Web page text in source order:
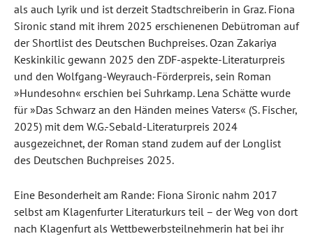
als auch Lyrik und ist derzeit Stadtschreiberin in Graz. Fiona
Sironic stand mit ihrem 2025 erschienenen Debütroman auf
der Shortlist des Deutschen Buchpreises. Ozan Zakariya
Keskinkilic gewann 2025 den ZDF-aspekte-Literaturpreis
und den Wolfgang-Weyrauch-Förderpreis, sein Roman
»Hundesohn« erschien bei Suhrkamp. Lena Schätte wurde
für »Das Schwarz an den Händen meines Vaters« (S. Fischer,
2025) mit dem W.G.-Sebald-Literaturpreis 2024
ausgezeichnet, der Roman stand zudem auf der Longlist
des Deutschen Buchpreises 2025.
Eine Besonderheit am Rande: Fiona Sironic nahm 2017
selbst am Klagenfurter Literaturkurs teil – der Weg von dort
nach Klagenfurt als Wettbewerbsteilnehmerin hat bei ihr